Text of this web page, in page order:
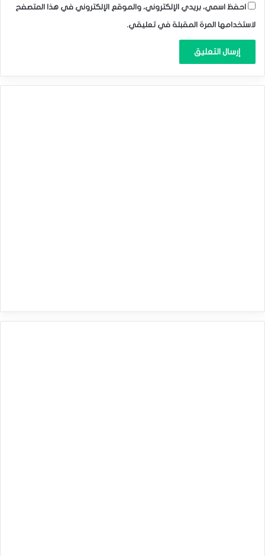
احفظ اسمي، بريدي الإلكتروني، والموقع الإلكتروني في هذا المتصفح
لاستخدامها المرة المقبلة في تعليقي.